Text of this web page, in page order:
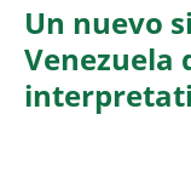
Un nuevo
Venezuela